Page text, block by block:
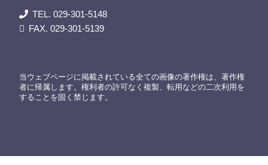
TEL. 029-301-5148
FAX. 029-301-5139
当ウェブページに掲載されている全ての画像の著作権は、著作権
者に帰属します。権利者の許可なく複製、転用などの二次利用を
することを固く禁じます。